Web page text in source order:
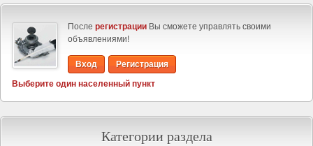
После регистрации Вы сможете управлять своими
объявлениями!
Вход
Регистрация
Выберите один населенный пункт
Категории раздела